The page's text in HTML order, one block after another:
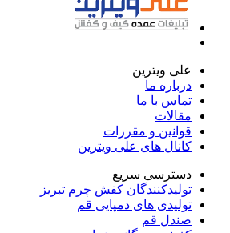
علی ویترین
درباره ما
تماس با ما
مقالات
قوانین و مقررات
کانال های علی ویترین
دسترسی سریع
تولیدکنندگان کفش چرم تبریز
تولیدی های دمپایی قم
صندل قم